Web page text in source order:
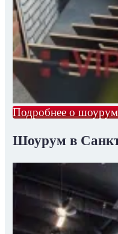
Подробнее о
Шоурум в